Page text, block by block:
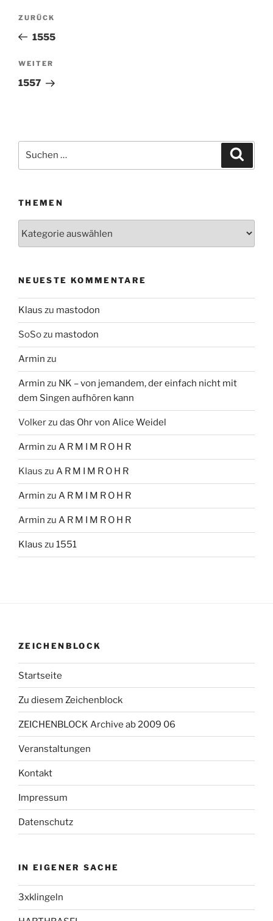
Beitragsnavigation
Vorheriger
Beitrag
ZURÜCK
1555
Nächster
Beitrag
WEITER
1557
Suchen
THEMEN
NEUESTE KOMMENTARE
Klaus zu mastodon
SoSozu mastodon
Armin zu
Armin zu NK – von jemandem, der einfach nicht mit
dem Singen aufhören kann
Volkerzu das Ohr von Alice Weidel
Armin zu A R M I M R O H R
Klaus zu A R M I M R O H R
Armin zu A R M I M R O H R
Armin zu A R M I M R O H R
Klaus zu 1551
ZEICHENBLOCK
Startseite
Zu diesem Zeichenblock
ZEICHENBLOCK Archive ab 2009 06
Veranstaltungen
Kontakt
Impressum
Datenschutz
IN EIGENER SACHE
3xklingeln